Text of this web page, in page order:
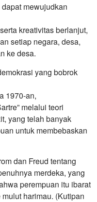
mewujudkan
kreativitas berlanjut,
setiap negara, desa,
ke desa.
yang bobrok
1970-an,
melalui teori
yang telah banyak
untuk membebaskan
dan Freud tentang
merdeka, yang
perempuan itu ibarat
harimau. (Kutipan